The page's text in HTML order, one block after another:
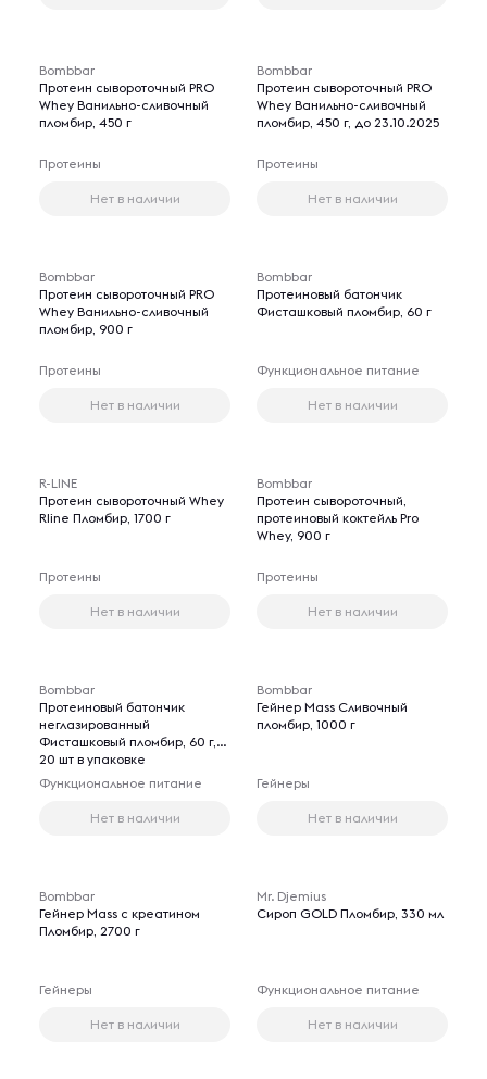
Bombbar
Протеин сывороточный PRO
Whey Ванильно-сливочный
пломбир, 450 г
Протеины
Нет в наличии
Bombbar
Протеин сывороточный PRO
Whey Ванильно-сливочный
пломбир, 450 г, до 23.10.2025
Протеины
Нет в наличии
Bombbar
Протеин сывороточный PRO
Whey Ванильно-сливочный
пломбир, 900 г
Протеины
Нет в наличии
Bombbar
Протеиновый батончик
Фисташковый пломбир, 60 г
Функциональное питание
Нет в наличии
R-LINE
Протеин сывороточный Whey
Rline Пломбир, 1700 г
Протеины
Нет в наличии
Bombbar
Протеин сывороточный,
протеиновый коктейль Pro
Whey, 900 г
Протеины
Нет в наличии
Bombbar
Протеиновый батончик
неглазированный
Фисташковый пломбир, 60 г,
20 шт в упаковке
Функциональное питание
Нет в наличии
Bombbar
Гейнер Mass Сливочный
пломбир, 1000 г
Гейнеры
Нет в наличии
Bombbar
Гейнер Mass с креатином
Пломбир, 2700 г
Гейнеры
Нет в наличии
Mr. Djemius
Сироп GOLD Пломбир, 330 мл
Функциональное питание
Нет в наличии